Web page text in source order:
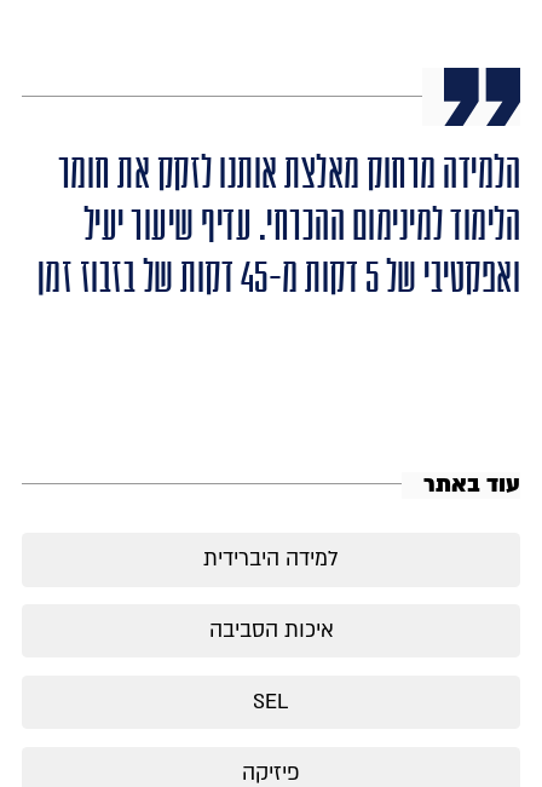
הלמידה מרחוק מאלצת אותנו לזקק את חומר
הלימוד למינימום ההכרחי. עדיף שיעור יעיל
ואפקטיבי של 5 דקות מ-45 דקות של בזבוז זמן
עוד באתר
למידה היברידית
איכות הסביבה
SEL
פיזיקה